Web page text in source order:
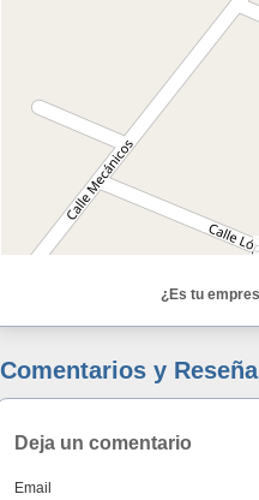
¿Es tu
Comentarios y
Deja un comentario
Email